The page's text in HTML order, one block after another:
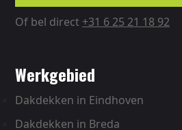
Of bel direct +31 6 25 21 18 92
werkgebied
Dakdekken in Eindhoven
Dakdekken in Breda